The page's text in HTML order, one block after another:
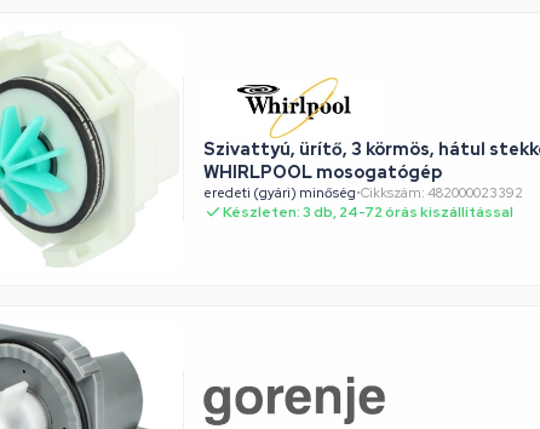
Szivattyú, ürítő, 3 körmös, hátul
WHIRLPOOL mosogatógép
eredeti (gyári) minőség•Cikkszám: 482000023392
Készleten: 3 db, 24-72 órás kiszállítással